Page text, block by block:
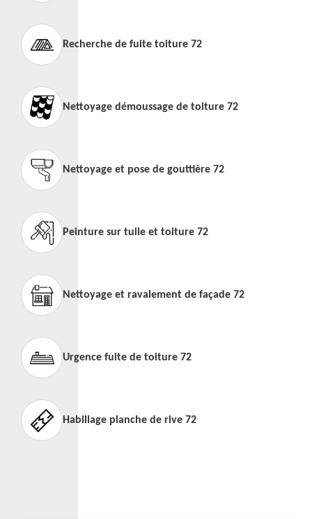
Recherche de fuite toiture 72
Nettoyage démoussage de toiture 72
Nettoyage et pose de gouttière 72
Peinture sur tuile et toiture 72
Nettoyage et ravalement de façade 72
Urgence fuite de toiture 72
Habillage planche de rive 72